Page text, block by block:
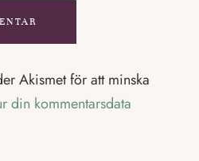
Akismet för att minska
din kommentarsdata